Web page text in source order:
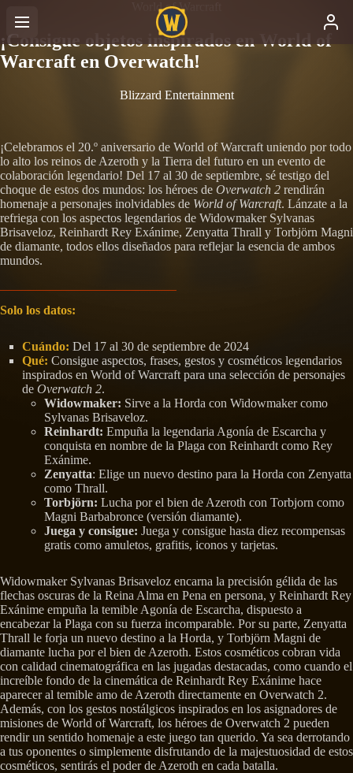
World of Warcraft
¡Consigue objetos inspirados en World of
Warcraft en Overwatch!
Blizzard Entertainment
¡Celebramos el 20.º aniversario de World of Warcraft uniendo por todo
lo alto los reinos de Azeroth y la Tierra del futuro en un evento de
colaboración legendario! Del 17 al 30 de septiembre, sé testigo del
choque de estos dos mundos: los héroes de Overwatch 2 rendirán
homenaje a personajes inolvidables de World of Warcraft. Lánzate a la
refriega con los aspectos legendarios de Widowmaker Sylvanas
Brisaveloz, Reinhardt Rey Exánime, Zenyatta Thrall y Torbjörn Magni
de diamante, todos ellos diseñados para reflejar la esencia de ambos
mundos.
Solo los datos:
Cuándo: Del 17 al 30 de septiembre de 2024
Qué: Consigue aspectos, frases, gestos y cosméticos legendarios
inspirados en World of Warcraft para una selección de personajes
de Overwatch 2.
Widowmaker: Sirve a la Horda con Widowmaker como
Sylvanas Brisaveloz.
Reinhardt: Empuña la legendaria Agonía de Escarcha y
conquista en nombre de la Plaga con Reinhardt como Rey
Exánime.
Zenyatta: Elige un nuevo destino para la Horda con Zenyatta
como Thrall.
Torbjörn: Lucha por el bien de Azeroth con Torbjorn como
Magni Barbabronce (versión diamante).
Juega y consigue: Juega y consigue hasta diez recompensas
gratis como amuletos, grafitis, iconos y tarjetas.
Widowmaker Sylvanas Brisaveloz encarna la precisión gélida de las
flechas oscuras de la Reina Alma en Pena en persona, y Reinhardt Rey
Exánime empuña la temible Agonía de Escarcha, dispuesto a
encabezar la Plaga con su fuerza incomparable. Por su parte, Zenyatta
Thrall le forja un nuevo destino a la Horda, y Torbjörn Magni de
diamante lucha por el bien de Azeroth. Estos cosméticos cobran vida
con calidad cinematográfica en las jugadas destacadas, como cuando el
increíble fondo de la cinemática de Reinhardt Rey Exánime hace
aparecer al temible amo de Azeroth directamente en Overwatch 2.
Además, con los gestos nostálgicos inspirados en los asignadores de
misiones de World of Warcraft, los héroes de Overwatch 2 pueden
rendir un sentido homenaje a este juego tan querido. Ya sea derrotando
a tus oponentes o simplemente disfrutando de la majestuosidad de estos
cosméticos, sentirás el poder de Azeroth en cada batalla.